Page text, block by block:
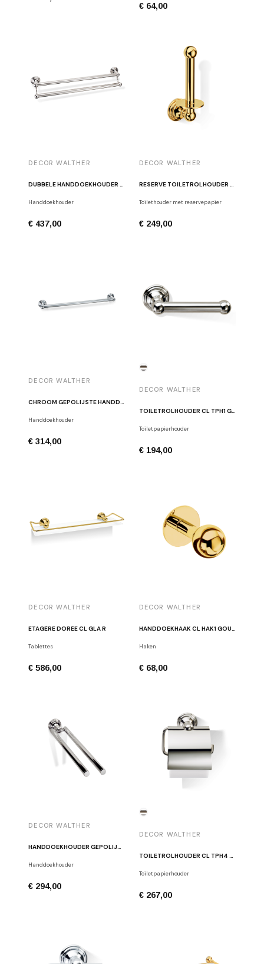
€ 64,00
DECOR WALTHER
DUBBELE HANDDOEKHOUDER GLANS NIKKEL DECOR WALTHER CL HTD60
Handdoekhouder
€ 437,00
DECOR WALTHER
RESERVE TOILETROLHOUDER CL ERH GLANS GOUD
Toilethouder met reservepapier
€ 249,00
DECOR WALTHER
CHROOM GEPOLIJSTE HANDDOEKHOUDER CL HTE90
Handdoekhouder
€ 314,00
DECOR WALTHER
TOILETROLHOUDER CL TPH1 GEPOLIJST NIKKEL
Toiletpapierhouder
€ 194,00
DECOR WALTHER
ETAGÈRE DORÉE CL GLA R
Tablettes
€ 586,00
DECOR WALTHER
HANDDOEKHAAK CL HAK1 GOUD
Haken
€ 68,00
DECOR WALTHER
Handdoekhouder
€ 294,00
DECOR WALTHER
Toiletpapierhouder
€ 267,00